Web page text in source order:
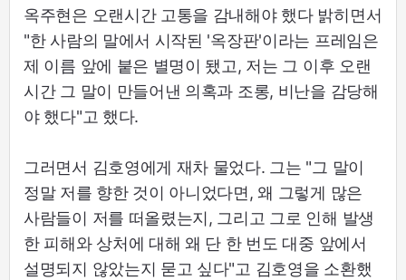
옥주현은 오랜시간 고통을 감내해야 했다 밝히면서
"한 사람의 말에서 시작된 '옥장판'이라는 프레임은
제 이름 앞에 붙은 별명이 됐고, 저는 그 이후 오랜
시간 그 말이 만들어낸 의혹과 조롱, 비난을 감당해
야 했다"고 했다.
그러면서 김호영에게 재차 물었다. 그는 "그 말이
정말 저를 향한 것이 아니었다면, 왜 그렇게 많은
사람들이 저를 떠올렸는지, 그리고 그로 인해 발생
한 피해와 상처에 대해 왜 단 한 번도 대중 앞에서
설명되지 않았는지 묻고 싶다"고 김호영을 소환했